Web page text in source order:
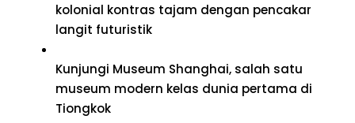
kolonial kontras tajam dengan pencakar
langit futuristik
Kunjungi Museum Shanghai, salah satu
museum modern kelas dunia pertama di
Tiongkok